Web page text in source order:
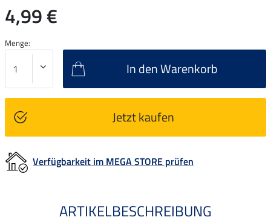
4,99 €
Menge:
In den Warenkorb
Jetzt kaufen
Verfügbarkeit im MEGA STORE prüfen
ARTIKELBESCHREIBUNG